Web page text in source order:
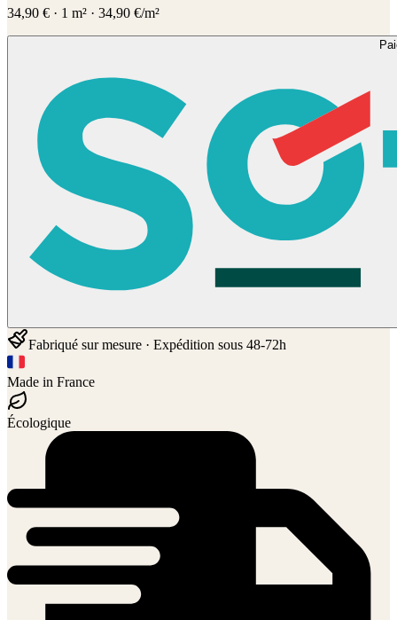
34,90 € · 1 m² · 34,90 €/m²
Fabriqué sur mesure · Expédition sous 48-72h
Made in France
Écologique